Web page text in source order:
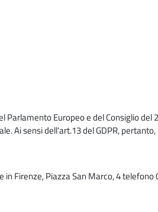
Europeo e del Consiglio
sensi dell'art.13 del GDPR,
Firenze, Piazza San Marco, 4